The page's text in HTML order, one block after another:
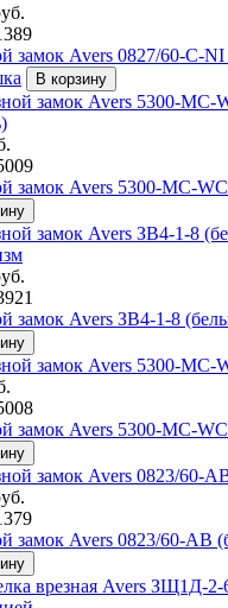
замок Avers 0827/60-C-
В корзину
замок Avers 5300-MC-
замок Avers ЗВ4-1-8
замок Avers 5300-MC-
замок Avers 0823/60-AB